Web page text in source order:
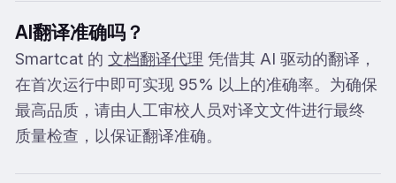
AI翻译准确吗？
Smartcat 的文档翻译代理 凭借其 AI 驱动的翻译，
在首次运行中即可实现 95% 以上的准确率。为确保
最高品质，请由人工审校人员对译文文件进行最终
质量检查，以保证翻译准确。